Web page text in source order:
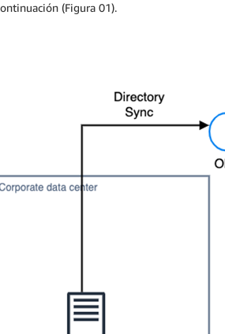
(Figura 01).